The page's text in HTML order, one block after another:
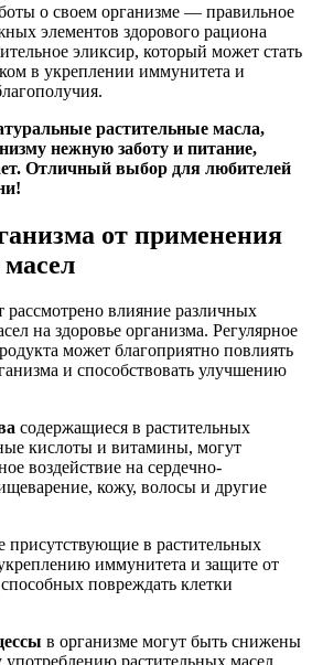
о своем организме — правильное
элементов здорового рациона
эликсир, который может стать
в укреплении иммунитета и
растительные масла,
нежную заботу и питание,
Отличный выбор для любителей
от применения
рассмотрено влияние различных
на здоровье организма. Регулярное
может благоприятно повлиять
и способствовать улучшению
содержащиеся в растительных
кислоты и витамины, могут
воздействие на сердечно-
кожу, волосы и другие
присутствующие в растительных
иммунитета и защитe от
повреждать клетки
в организме могут быть снижены